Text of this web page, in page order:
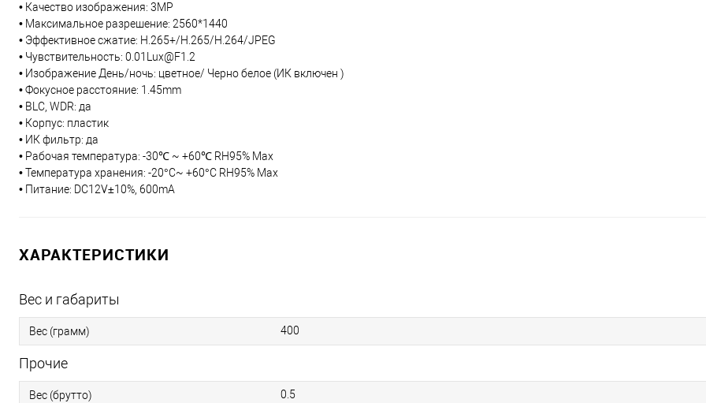
• Качество изображения: 3MP
• Максимальное разрешение: 2560*1440
• Эффективное сжатие: H.265+/H.265/H.264/JPEG
• Чувствительность: 0.01Lux@F1.2
• Изображение День/ночь: цветное/ Черно белое (ИК включен )
• Фокусное расстояние: 1.45mm
• BLC, WDR: да
• Корпус: пластик
• ИК фильтр: да
• Рабочая температура: -30℃ ~ +60℃ RH95% Max
• Температура хранения: -20°С~ +60°С RH95% Max
• Питание: DC12V±10%, 600mA
ХАРАКТЕРИСТИКИ
Вес и габариты
Вес (грамм) 400
Прочие
Вес (брутто) 0.5